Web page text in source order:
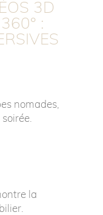
3D
:
nomades,
la